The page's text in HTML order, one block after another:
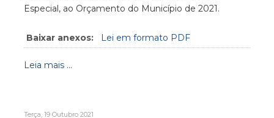
Especial, ao Orçamento do Município de 2021.
Baixar anexos: Lei em formato PDF
Leia mais ...
Terça, 19 Outubro 2021